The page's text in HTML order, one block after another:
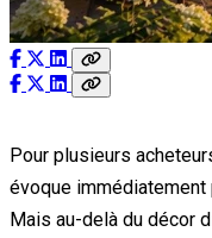
Pour plusieurs
évoque
Mais au-delà du décor